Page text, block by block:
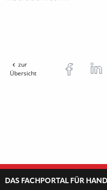
zur
Übersicht
DAS FACHPORTAL FÜR